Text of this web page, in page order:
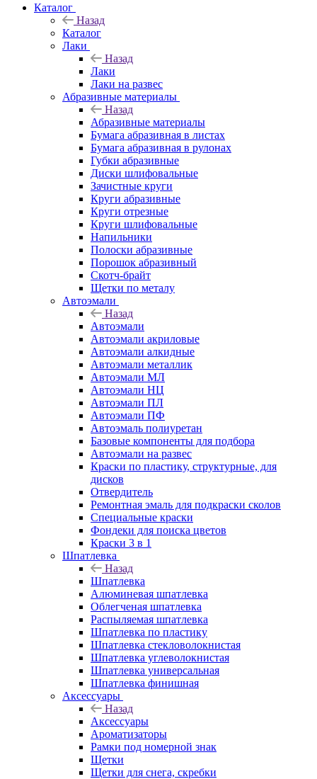
Каталог
Назад
Каталог
Лаки
Назад
Лаки
Лаки на развес
Абразивные материалы
Назад
Абразивные материалы
Бумага абразивная в листах
Бумага абразивная в рулонах
Губки абразивные
Диски шлифовальные
Зачистные круги
Круги абразивные
Круги отрезные
Круги шлифовальные
Напильники
Полоски абразивные
Порошок абразивный
Скотч-брайт
Щетки по металу
Автоэмали
Назад
Автоэмали
Автоэмали акриловые
Автоэмали алкидные
Автоэмали металлик
Автоэмали МЛ
Автоэмали НЦ
Автоэмали ПЛ
Автоэмали ПФ
Автоэмаль полиуретан
Базовые компоненты для подбора
Автоэмали на развес
Краски по пластику, структурные, для
дисков
Отвердитель
Ремонтная эмаль для подкраски сколов
Специальные краски
Фондеки для поиска цветов
Краски 3 в 1
Шпатлевка
Назад
Шпатлевка
Алюминевая шпатлевка
Облегченая шпатлевка
Распыляемая шпатлевка
Шпатлевка по пластику
Шпатлевка стекловолокнистая
Шпатлевка углеволокнистая
Шпатлевка универсальная
Шпатлевка финишная
Аксессуары
Назад
Аксессуары
Ароматизаторы
Рамки под номерной знак
Щетки
Щетки для снега, скребки